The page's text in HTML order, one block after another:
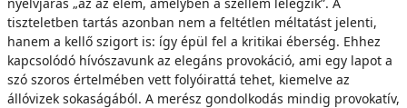
tiszteletben tartás azonban nem a feltétlen méltatást jelenti,
hanem a kellő szigort is: így épül fel a kritikai éberség. Ehhez
kapcsolódó hívószavunk az elegáns provokáció, ami egy lapot a
szó szoros értelmében vett folyóirattá tehet, kiemelve az
állóvizek sokaságából. A merész gondolkodás mindig provokatív,